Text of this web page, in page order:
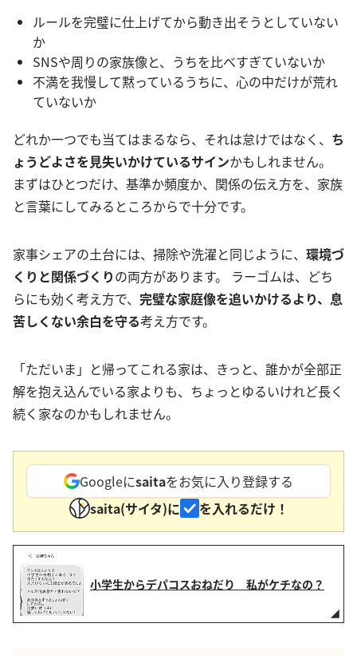
ルールを完璧に仕上げてから動き出そうとしていない
か
SNSや周りの家族像と、うちを比べすぎていないか
不満を我慢して黙っているうちに、心の中だけが荒れ
ていないか
どれか一つでも当てはまるなら、それは怠けではなく、 ち
ょうどよさを見失いかけているサインかもしれません。
まずはひとつだけ、基準か頻度か、関係の伝え方を、家族
と言葉にしてみるところからで十分です。
家事シェアの土台には、掃除や洗濯と同じように、 環境づ
くりと関係づくりの両方があります。 ラーゴムは、どち
らにも効く考え方で、 完璧な家庭像を追いかけるより、息
苦しくない余白を守る考え方です。
「ただいま」と帰ってこれる家は、きっと、誰かが全部正
解を抱え込んでいる家よりも、ちょっとゆるいけれど長く
続く家なのかもしれません。
Googleにsaitaをお気に入り登録する
saita(サイタ)に
を入れるだけ！
小学生からデパコスおねだり 私がケチなの？